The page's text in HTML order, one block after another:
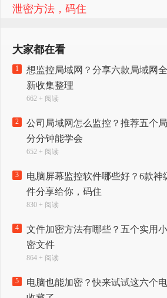
泄密方法，码住
大家都在看
1
想监控局域网？分享六款局域网
新收集整理
662 + 阅读
2
公司局域网怎么监控？推荐五个
分分钟能学会
652 + 阅读
3
电脑屏幕监控软件哪些好？6款神
件分享给你，码住
830 + 阅读
4
文件加密方法有哪些？五个实用
密文件
864 + 阅读
5
电脑也能加密？快来试试这六个